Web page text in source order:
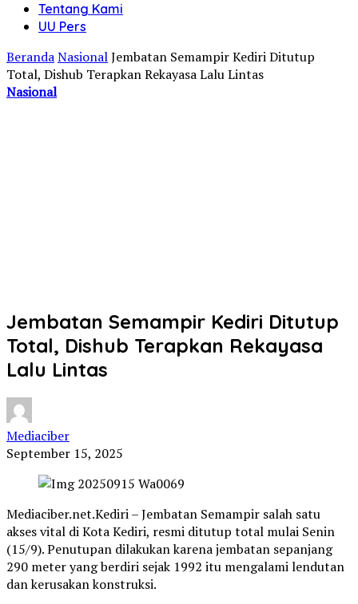
Tentang Kami
UU Pers
BerandaNasionalJembatan Semampir Kediri Ditutup
Total, Dishub Terapkan Rekayasa Lalu Lintas
Nasional
Jembatan Semampir Kediri Ditutup
Total, Dishub Terapkan Rekayasa
Lalu Lintas
Mediaciber
September 15, 2025
Mediaciber.net.Kediri – Jembatan Semampir salah satu
akses vital di Kota Kediri, resmi ditutup total mulai Senin
(15/9). Penutupan dilakukan karena jembatan sepanjang
290 meter yang berdiri sejak 1992 itu mengalami lendutan
dan kerusakan konstruksi.